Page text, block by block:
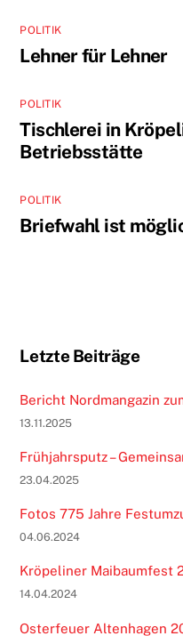
POLITIK
Lehner für Lehner
POLITIK
Tischlerei in
Betriebsstätte
POLITIK
Briefwahl ist
Letzte Beiträge
Bericht Nordmangazin
13.11.2025
Frühjahrsputz –
23.04.2025
Fotos 775 Jahre
04.06.2024
Kröpeliner Maibaumfest
14.04.2024
Osterfeuer Altenhagen